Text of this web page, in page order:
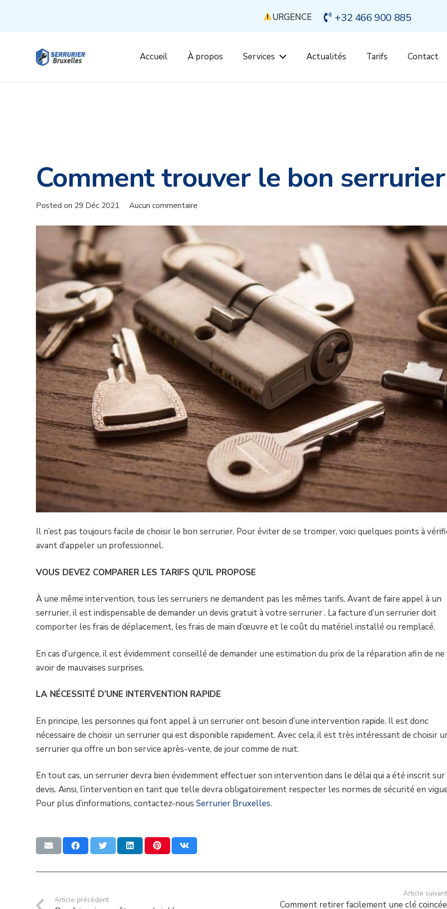
URGENCE +32 466 900 885
Accueil À propos Services Actualités Tarifs Contact
Comment trouver le bon
Posted on 29 Déc 2021 Aucun commentaire
Il n’est pas toujours facile de choisir le bon serrurier. Pour éviter de se tromper, voici quelques points à
avant d’appeler un professionnel.
VOUS DEVEZ COMPARER LES TARIFS QU’IL PROPOSE
À une même intervention, tous les serruriers ne demandent pas les mêmes tarifs. Avant de faire appel à un
serrurier, il est indispensable de demander un devis gratuit à votre serrurier . La facture d’un serrurier doit
comporter les frais de déplacement, les frais de main d’œuvre et le coût du matériel installé ou remplacé.
En cas d’urgence, il est évidemment conseillé de demander une estimation du prix de la réparation afin de ne
avoir de mauvaises surprises.
LA NÉCESSITÉ D’UNE INTERVENTION RAPIDE
En principe, les personnes qui font appel à un serrurier ont besoin d’une intervention rapide. Il est donc
nécessaire de choisir un serrurier qui est disponible rapidement. Avec cela, il est très intéressant de choisir
serrurier qui offre un bon service après-vente, de jour comme de nuit.
En tout cas, un serrurier devra bien évidemment effectuer son intervention dans le délai qui a été inscrit
devis. Ainsi, l’intervention en tant que telle devra obligatoirement respecter les normes de sécurité en
Pour plus d’informations, contactez-nous Serrurier Bruxelles.
Article précédent
Article suivant
Comment retirer facilement une clé coincée